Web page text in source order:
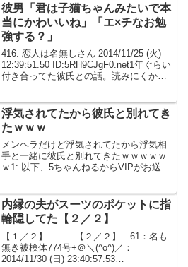
彼男「君は子猫ちゃんみたいで本
当にかわいいね」「エ×チなお勉
強する？」
416: 恋人は名無しさん 2014/11/25 (火)
12:39:51.50 ID:5RH9CJgF0.net1年ぐらい
付き合ってた彼氏との話。読みにくかっ
24歳...
浮気されてたから彼氏と別れてき
たｗｗｗ
メンヘラだけど浮気されてたから浮気相
手と一緒に彼氏と別れてきたｗｗｗｗｗ
ｗ1: 以下、5ちゃんねるからVIPがお送り
ゃんねる...
内縁の夫がスーツのポケットに指
輪隠してた【２／２】
【１／２】 【２／２】 61：名も
無き被検体774号+＠＼(^o^)／：
2014/11/30 (日) 23:40:57.53